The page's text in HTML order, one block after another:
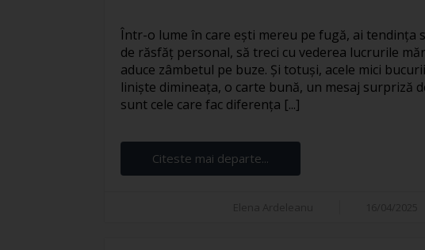
Într-o lume în care ești mereu pe fugă, ai tendința
de răsfăț personal, să treci cu vederea lucrurile
aduce zâmbetul pe buze. Și totuși, acele mici
liniște dimineața, o carte bună, un mesaj surpriză
sunt cele care fac diferența [...]
Citeste mai departe...